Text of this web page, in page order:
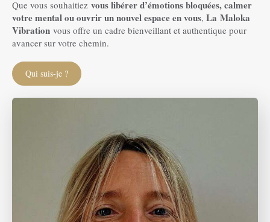
Que vous souhaitiez vous libérer d’émotions bloquées, calmer
votre mental ou ouvrir un nouvel espace en vous, La Maloka
Vibration vous offre un cadre bienveillant et authentique pour
avancer sur votre chemin.
Qui suis-je ?